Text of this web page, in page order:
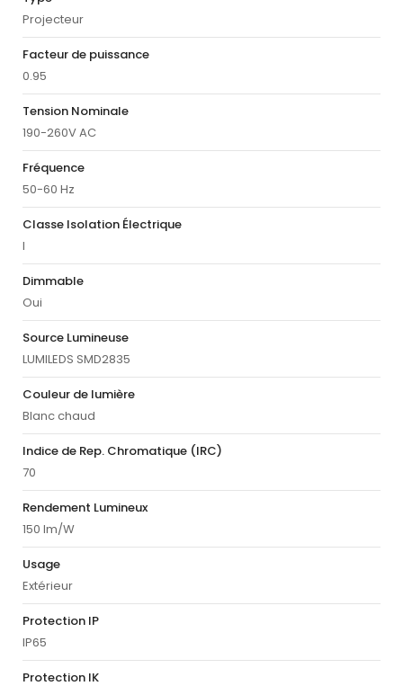
Projecteur
Facteur de puissance
0.95
Tension Nominale
190-260V AC
Fréquence
50-60 Hz
Classe Isolation Électrique
I
Dimmable
Oui
Source Lumineuse
LUMILEDS SMD2835
Couleur de lumière
Blanc chaud
Indice de Rep. Chromatique (IRC)
70
Rendement Lumineux
150 lm/W
Usage
Extérieur
Protection IP
IP65
Protection IK